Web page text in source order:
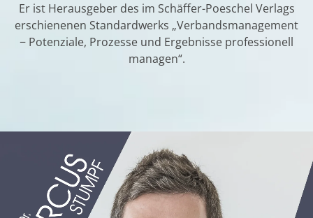
Er ist Herausgeber des im Schäffer-Poeschel Verlags
erschienenen Standardwerks „Verbandsmanagement
− Potenziale, Prozesse und Ergebnisse professionell
managen“.